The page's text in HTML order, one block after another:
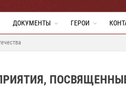
ДОКУМЕНТЫ ГЕРОИ